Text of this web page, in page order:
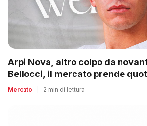
Arpi Nova, altro colpo da
Bellocci, il mercato prende
Mercato 2 min di lettura